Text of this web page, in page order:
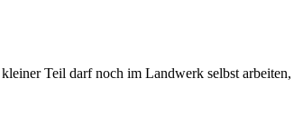
Teil darf noch im Landwerk selbst arbeiten,